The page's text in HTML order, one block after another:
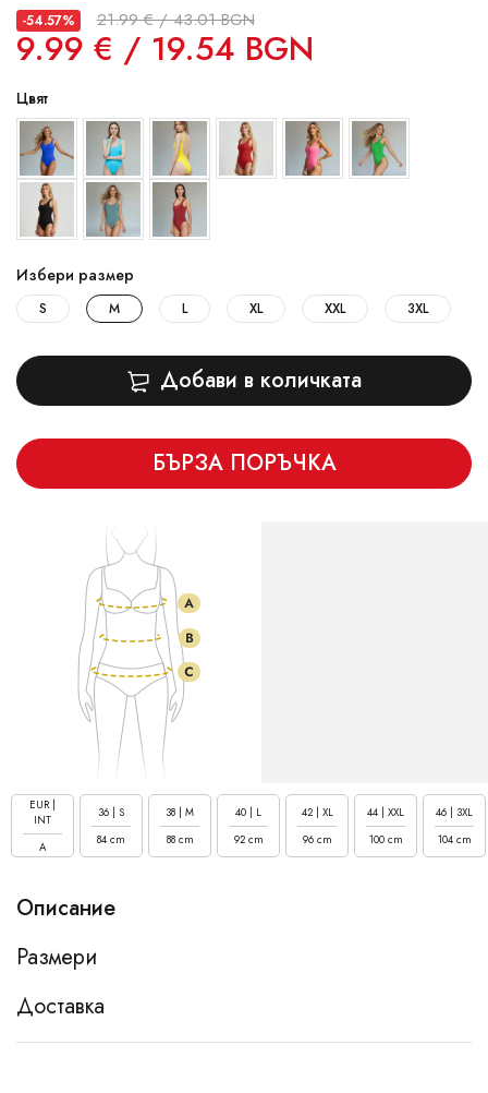
-54.57% 21.99 € / 43.01 BGN
9.99 € / 19.54 BGN
Цвят
Избери размер
S M L XL XXL 3XL
Добави в количката
БЪРЗА ПОРЪЧКА
EUR |
INT
A
36 | S
84 cm
38 | M
88 cm
40 | L
92 cm
42 | XL
96 cm
44 | XXL
100 cm
46 | 3XL
104 cm
Описание
Размери
Доставка